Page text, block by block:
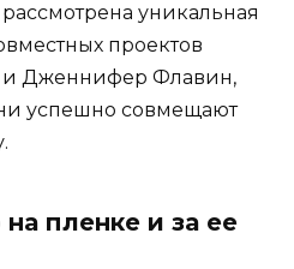
уникальная
проектов
и Дженнифер Флавин,
успешно совмещают
пленке и за ее